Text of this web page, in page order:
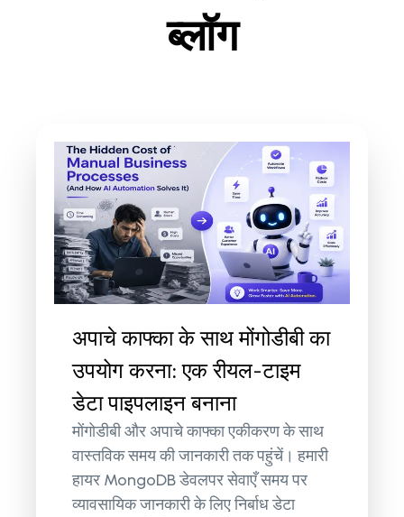
ब्लॉग
अपाचे काफ्का के साथ मोंगोडीबी का
उपयोग करना: एक रीयल-टाइम
डेटा पाइपलाइन बनाना
मोंगोडीबी और अपाचे काफ्का एकीकरण के साथ
वास्तविक समय की जानकारी तक पहुंचें। हमारी
हायर MongoDB डेवलपर सेवाएँ समय पर
व्यावसायिक जानकारी के लिए निर्बाध डेटा